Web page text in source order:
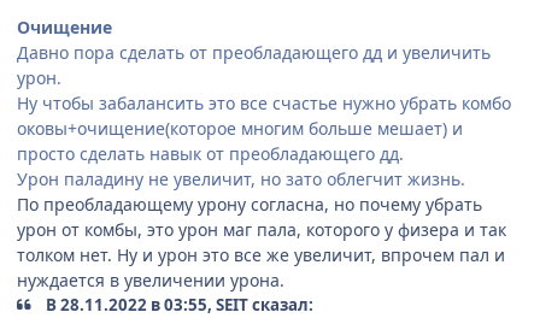
Очищение
Давно пора сделать от преобладающего дд и увеличить
урон.
Ну чтобы забалансить это все счастье нужно убрать комбо
оковы+очищение(которое многим больше мешает) и
просто сделать навык от преобладающего дд.
Урон паладину не увеличит, но зато облегчит жизнь.
По преобладающему урону согласна, но почему убрать
урон от комбы, это урон маг пала, которого у физера и так
толком нет. Ну и урон это все же увеличит, впрочем пал и
нуждается в увеличении урона.
В 28.11.2022 в 03:55, SEIT сказал: